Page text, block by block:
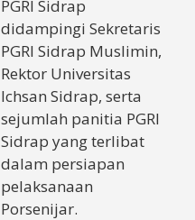
PGRI Sidrap
didampingi Sekretaris
PGRI Sidrap Muslimin,
Rektor Universitas
Ichsan Sidrap, serta
sejumlah panitia PGRI
Sidrap yang terlibat
dalam persiapan
pelaksanaan
Porsenijar.